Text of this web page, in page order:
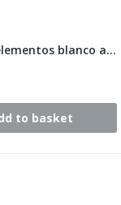
Marco 3 elementos blanco alpino horizontal...
to basket